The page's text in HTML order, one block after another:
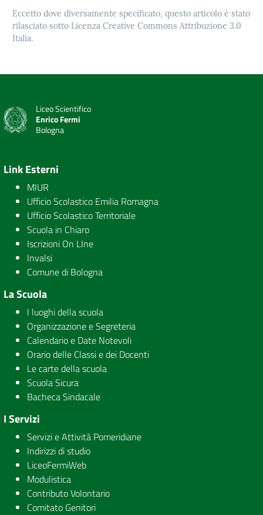
Eccetto dove diversamente specificato, questo articolo è stato
rilasciato sotto Licenza Creative Commons Attribuzione 3.0
Italia.
Liceo Scientifico
Enrico Fermi
Bologna
Link Esterni
MIUR
Ufficio Scolastico Emilia Romagna
Ufficio Scolastico Territoriale
Scuola in Chiaro
Iscrizioni On LIne
Invalsi
Comune di Bologna
La Scuola
I luoghi della scuola
Organizzazione e Segreteria
Calendario e Date Notevoli
Orario delle Classi e dei Docenti
Le carte della scuola
Scuola Sicura
Bacheca Sindacale
I Servizi
Servizi e Attività Pomeridiane
Indirizzi di studio
LiceoFermiWeb
Modulistica
Contributo Volontario
Comitato Genitori